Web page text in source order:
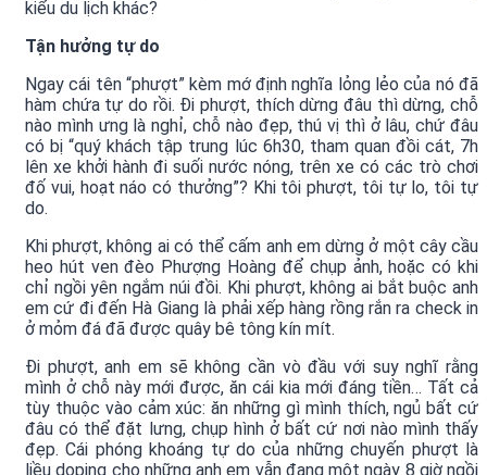
kiểu du lịch khác?
Tận hưởng tự do
Ngay cái tên “phượt” kèm mớ định nghĩa lỏng lẻo của nó đã
hàm chứa tự do rồi. Đi phượt, thích dừng đâu thì dừng, chỗ
nào mình ưng là nghỉ, chỗ nào đẹp, thú vị thì ở lâu, chứ đâu
có bị “quý khách tập trung lúc 6h30, tham quan đồi cát, 7h
lên xe khởi hành đi suối nước nóng, trên xe có các trò chơi
đố vui, hoạt náo có thưởng”? Khi tôi phượt, tôi tự lo, tôi tự
do.
Khi phượt, không ai có thể cấm anh em dừng ở một cây cầu
heo hút ven đèo Phượng Hoàng để chụp ảnh, hoặc có khi
chỉ ngồi yên ngắm núi đồi. Khi phượt, không ai bắt buộc anh
em cứ đi đến Hà Giang là phải xếp hàng rồng rắn ra check in
ở mỏm đá đã được quây bê tông kín mít.
Đi phượt, anh em sẽ không cần vò đầu với suy nghĩ rằng
mình ở chỗ này mới được, ăn cái kia mới đáng tiền… Tất cả
tùy thuộc vào cảm xúc: ăn những gì mình thích, ngủ bất cứ
đâu có thể đặt lưng, chụp hình ở bất cứ nơi nào mình thấy
đẹp. Cái phóng khoáng tự do của những chuyến phượt là
liều doping cho những anh em vẫn đang một ngày 8 giờ ngồi